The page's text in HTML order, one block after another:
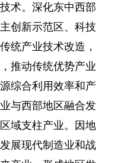
术。深化东中西部
创新示范区、科技
统产业技术改造，
推动传统优势产业
综合利用效率和产
与西部地区融合发
域支柱产业。因地
展现代制造业和战